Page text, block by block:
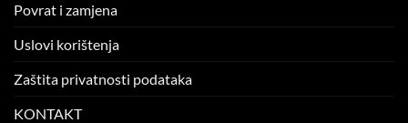
Povrat i zamjena
Uslovi korištenja
Zaštita privatnosti podataka
KONTAKT